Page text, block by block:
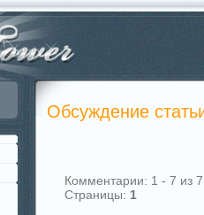
Обсуждение
Комментарии: 1 - 7 из 7
Страницы: 1